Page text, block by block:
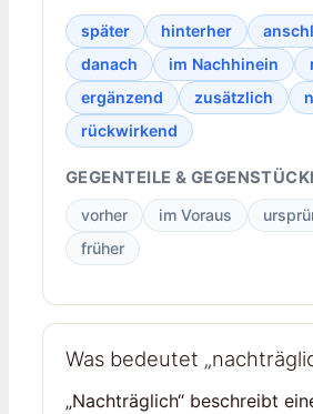
später hinterher
danach
im Nachhinein
ergänzend
zusätzlich
rückwirkend
GEGENTEILE &
vorher im Voraus
früher
Was bedeutet
„Nachträglich“ beschreibt